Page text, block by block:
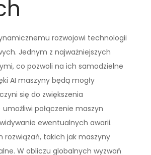
rozwojowi technologii
Jednym z najważniejszych
co pozwoli na ich samodzielne
AI maszyny będą mogły
się do zwiększenia
połączenie maszyn
ewentualnych awarii.
takich jak maszyny
W obliczu globalnych wyzwań